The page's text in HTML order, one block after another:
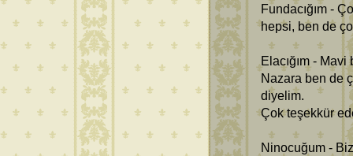
Fundacığım -
hepsi, ben de
Elacığım -
Nazara ben de
diyelim.
Çok teşekkür
Ninocuğum -